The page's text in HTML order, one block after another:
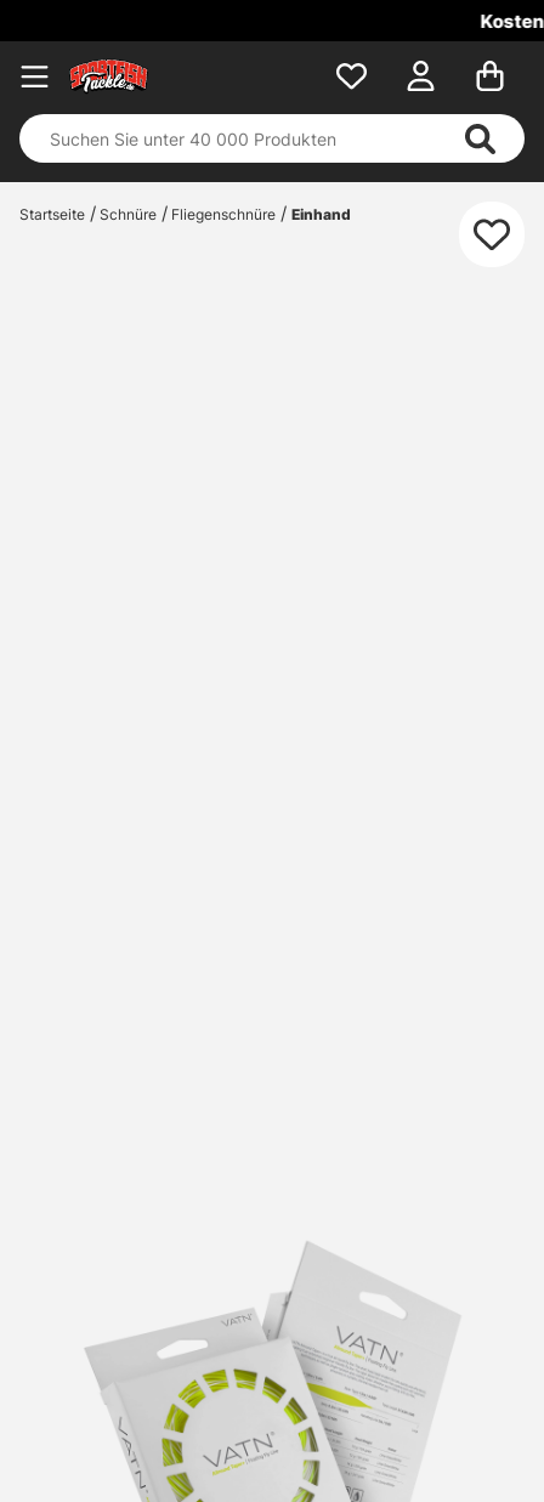
Kostenloser Versand ab
Startseite Schnüre Fliegenschnüre Einhand